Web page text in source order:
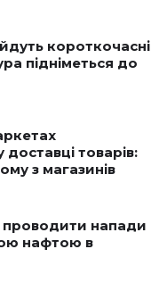
короткочасні
підніметься до
доставці товарів:
з магазинів
проводити напади
нафтою в